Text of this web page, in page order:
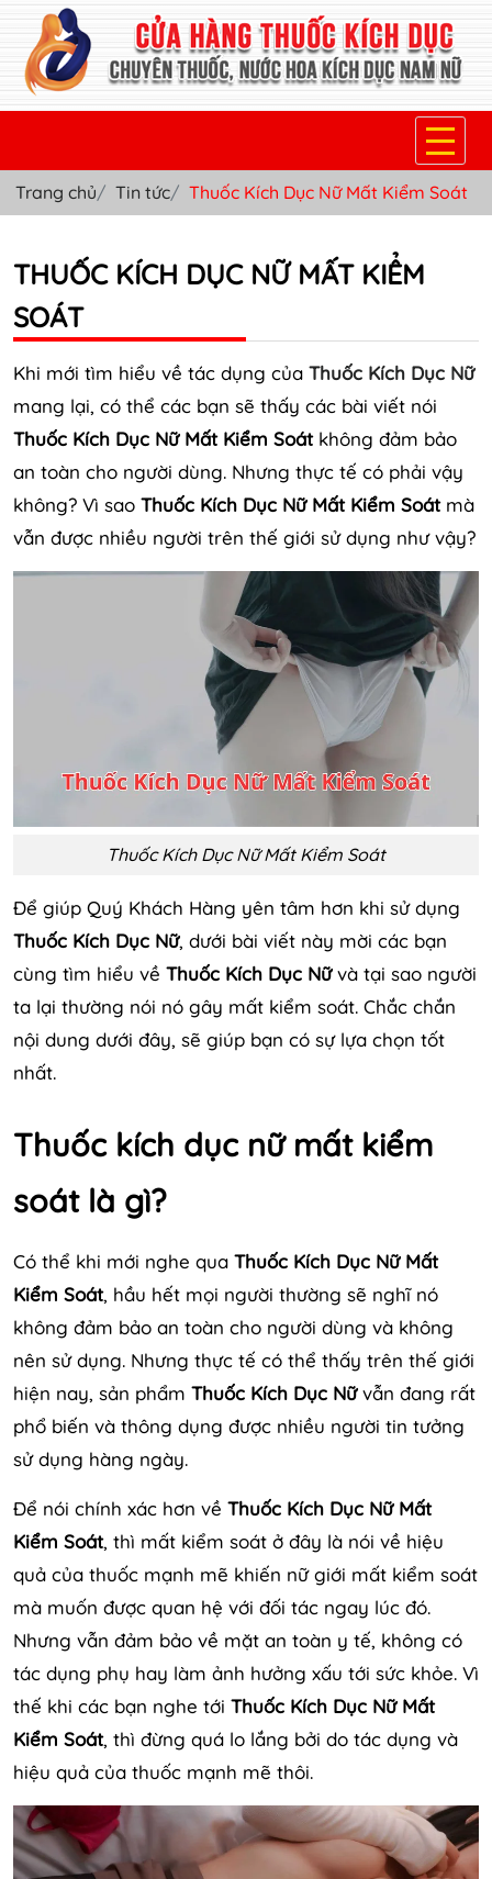
TRANG CHỦ
THUỐC NƯỚC KÍCH DỤC NAM
THUỐC VIÊN KÍCH DỤC NAM
SẢN PHẨM KHÁC
TIN TỨC & BLOG
Trang chủ Tin tức Thuốc Kích Dục Nữ Mất Kiểm Soát
THUỐC KÍCH DỤC NỮ MẤT KIỂM
SOÁT
Khi mới tìm hiểu về tác dụng của Thuốc Kích Dục Nữ
mang lại, có thể các bạn sẽ thấy các bài viết nói
Thuốc Kích Dục Nữ Mất Kiểm Soátkhông đảm bảo
an toàn cho người dùng. Nhưng thực tế có phải vậy
không? Vì sao Thuốc Kích Dục Nữ Mất Kiểm Soátmà
vẫn được nhiều người trên thế giới sử dụng như vậy?
Thuốc Kích Dục Nữ Mất Kiểm Soát
Để giúp Quý Khách Hàng yên tâm hơn khi sử dụng
Thuốc Kích Dục Nữ, dưới bài viết này mời các bạn
cùng tìm hiểu về Thuốc Kích Dục Nữvà tại sao người
ta lại thường nói nó gây mất kiểm soát. Chắc chắn
nội dung dưới đây, sẽ giúp bạn có sự lựa chọn tốt
nhất.
Thuốc kích dục nữ mất kiểm
soát là gì?
Có thể khi mới nghe qua Thuốc Kích Dục Nữ Mất
Kiểm Soát, hầu hết mọi người thường sẽ nghĩ nó
không đảm bảo an toàn cho người dùng và không
nên sử dụng. Nhưng thực tế có thể thấy trên thế giới
hiện nay, sản phẩm Thuốc Kích Dục Nữvẫn đang rất
phổ biến và thông dụng được nhiều người tin tưởng
sử dụng hàng ngày.
Để nói chính xác hơn về Thuốc Kích Dục Nữ Mất
Kiểm Soát, thì mất kiểm soát ở đây là nói về hiệu
quả của thuốc mạnh mẽ khiến nữ giới mất kiểm soát
mà muốn được quan hệ với đối tác ngay lúc đó.
Nhưng vẫn đảm bảo về mặt an toàn y tế, không có
tác dụng phụ hay làm ảnh hưởng xấu tới sức khỏe. Vì
thế khi các bạn nghe tới Thuốc Kích Dục Nữ Mất
Kiểm Soát, thì đừng quá lo lắng bởi do tác dụng và
hiệu quả của thuốc mạnh mẽ thôi.